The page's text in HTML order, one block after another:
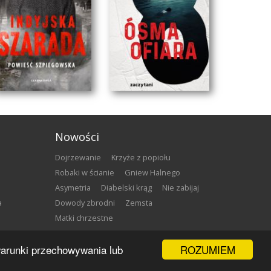
ROZUMIEM
przechowywania lub
​TO TRZYMAJĄCA
W NAPIĘCIU
Małgorzata Chojnicka
KATARZYNA BESTER
Małgorzata Chojnicka
Nowości
Dojrzewanie
Krzyże z popiołu
Robaki w ścianie
Gniew Halnego
Asymetria
Diabelski krąg
Nie zabijaj
Dowody zbrodni
Zemsta
Matki chrzestne